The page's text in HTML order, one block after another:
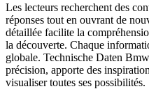
Les lecteurs recherchent des
réponses tout en ouvrant de
détaillée facilite la
la découverte. Chaque
globale. Technische Daten
précision, apporte des
visualiser toutes ses possibilités.